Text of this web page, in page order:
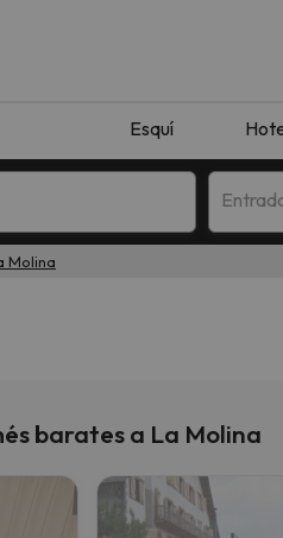
Esquí
que coincideixin amb la teva
Molina
barates a La Molina